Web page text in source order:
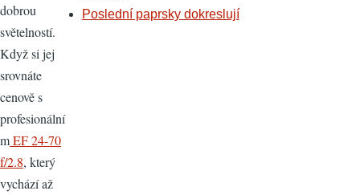
dobrou
světelností.
Když si jej
srovnáte
cenově s
profesionální
mEF 24-70
f/2.8, který
vychází až
Poslední paprsky dokreslují